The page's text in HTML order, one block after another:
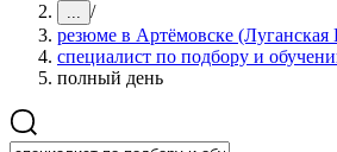
... /
резюме в Артёмовске (Луганская
специалист по подбору и
полный день